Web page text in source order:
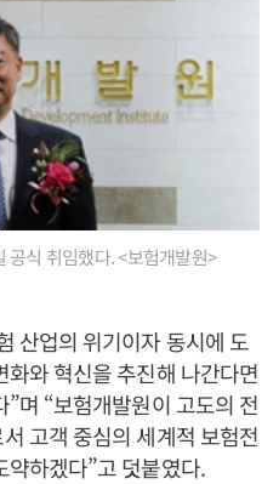
식 취임했다. <보험개발원>
산업의 위기이자 동시에 도
와 혁신을 추진해 나간다면
며 “보험개발원이 고도의 전
고객 중심의 세계적 보험전
하겠다”고 덧붙였다.